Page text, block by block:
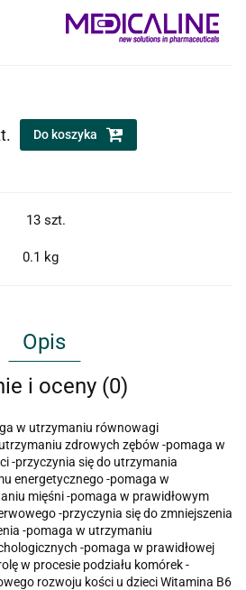
Do koszyka
13 szt.
0.1 kg
Opis
i oceny (0)
w utrzymaniu równowagi
zdrowych zębów -pomaga w
-przyczynia się do utrzymania
energetycznego-pomaga w
mięśni-pomaga w prawidłowym
-przyczynia się do zmniejszenia
-pomaga w utrzymaniu
-pomaga w prawidłowej
w procesie podziału komórek-
rozwoju kości u dzieciWitamina B6